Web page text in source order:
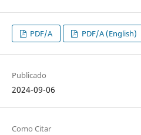
PDF/A PDF/A (English)
Publicado
2024-09-06
Como Citar